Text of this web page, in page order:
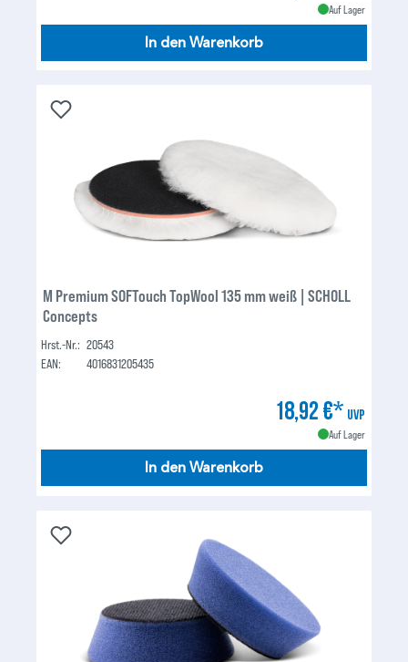
Auf Lager
In den Warenkorb
M Premium SOFTouch TopWool 135 mm weiß | SCHOLL
Concepts
Hrst.-Nr.: 20543
EAN:
4016831205435
18,92 €* UVP
Auf Lager
In den Warenkorb